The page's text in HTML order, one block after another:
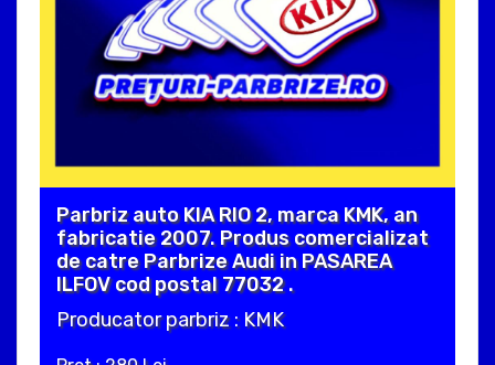
Parbriz auto KIA RIO 2, marca KMK, an
fabricatie 2007. Produs comercializat
de catre Parbrize Audi in PASAREA
ILFOV cod postal 77032 .
Producator parbriz : KMK